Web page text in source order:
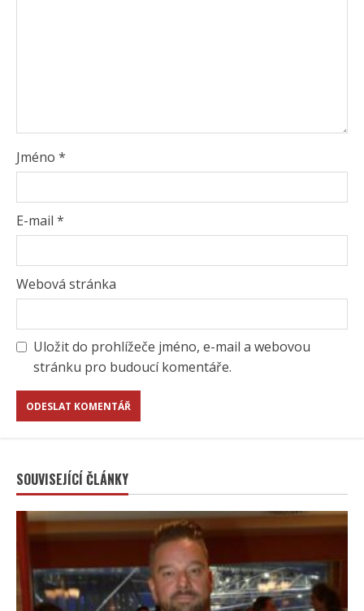
Jméno *
E-mail *
Webová stránka
Uložit do prohlížeče jméno, e-mail a webovou
stránku pro budoucí komentáře.
SOUVISEJÍCÍ ČLÁNKY